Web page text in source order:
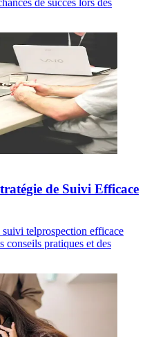
de Suivi Efficace
suivi telprospection efficace
conseils pratiques et des